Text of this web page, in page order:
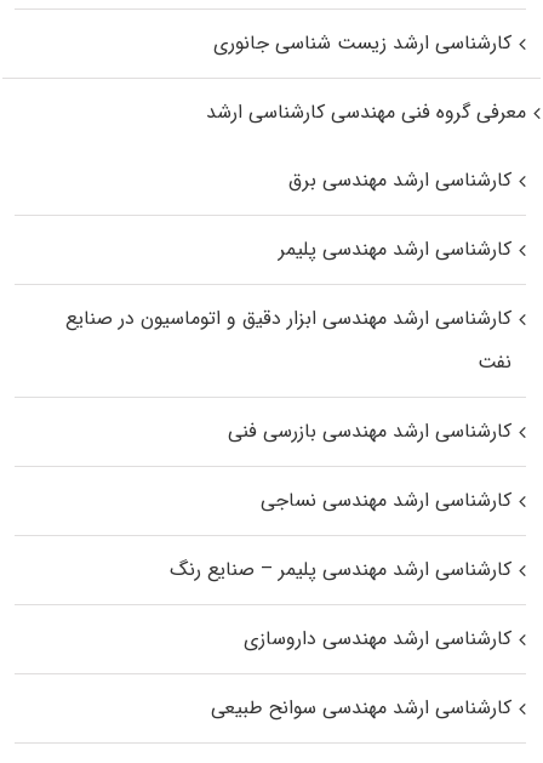
کارشناسی ارشد زیست‌ شناسی جانوری
معرفی گروه فنی مهندسی کارشناسی ارشد
کارشناسی ارشد مهندسی برق
کارشناسی ارشد مهندسی پلیمر
کارشناسی ارشد مهندسی ابزار دقیق و اتوماسیون در صنایع
نفت
کارشناسی ارشد مهندسی بازرسی فنی
کارشناسی ارشد مهندسی نساجی
کارشناسی ارشد مهندسی پلیمر – صنایع رنگ
کارشناسی ارشد مهندسی داروسازی
کارشناسی ارشد مهندسی سوانح طبیعی